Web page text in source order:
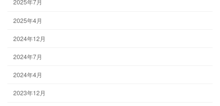
2025年7月
2025年4月
2024年12月
2024年7月
2024年4月
2023年12月